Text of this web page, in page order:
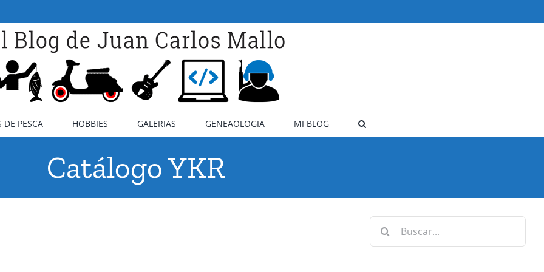
DE PESCA HOBBIES GALERIAS GENEAOLOGIA MI BLOG
Catálogo YKR
Buscar: